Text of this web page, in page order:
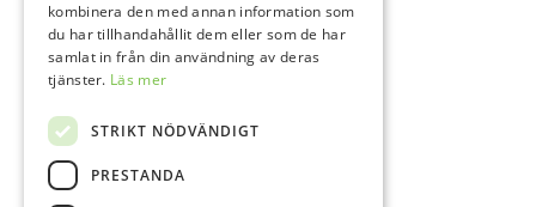
kombinera den med annan information som
du har tillhandahållit dem eller som de har
samlat in från din användning av deras
tjänster. Läs mer
STRIKT NÖDVÄNDIGT
PRESTANDA